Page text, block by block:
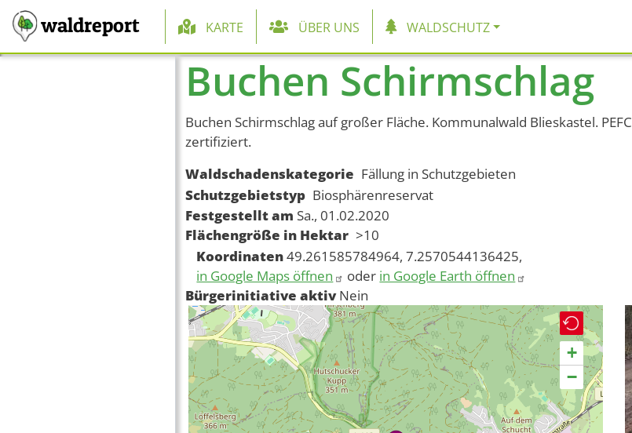
waldreport Hauptnavigation
KARTE ÜBER UNS WALDSCHUTZ
Buchen Schirmschlag
Buchen Schirmschlag auf großer Fläche. Kommunalwald Blieskastel. PEFC
zertifiziert.
Waldschadenskategorie Fällung in Schutzgebieten
Schutzgebietstyp Biosphärenreservat
Festgestellt am Sa., 01.02.2020
Flächengröße in Hektar >10
Koordinaten49.261585784964, 7.2570544136425,
in Google Maps öffnen
oder in Google Earth öffnen
Bürgerinitiative aktiv Nein
+
−